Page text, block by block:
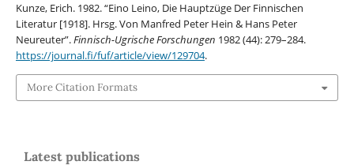
Kunze, Erich. 1982. “Eino Leino, Die Hauptzüge Der Finnischen
Literatur [1918]. Hrsg. Von Manfred Peter Hein & Hans Peter
Neureuter”.Finnisch-Ugrische Forschungen 1982 (44): 279–284.
https://journal.fi/fuf/article/view/129704.
More Citation Formats
Latest publications